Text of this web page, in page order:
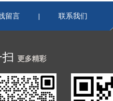
留言 | 联系我们
更多精彩